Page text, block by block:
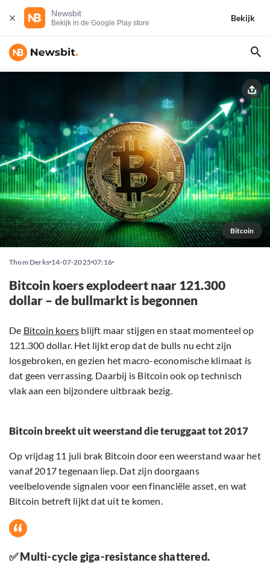
Newsbit
Bekijk in de Google Play store
Bekijk
Bitcoin
Thom Derks 14-07-2025 07:16
Bitcoin koers explodeert naar 121.300
dollar – de bullmarkt is begonnen
De Bitcoin koers blijft maar stijgen en staat momenteel op
121.300 dollar. Het lijkt erop dat de bulls nu echt zijn
losgebroken, en gezien het macro-economische klimaat is
dat geen verrassing. Daarbij is Bitcoin ook op technisch
vlak aan een bijzondere uitbraak bezig.
Bitcoin breekt uit weerstand die teruggaat tot 2017
Op vrijdag 11 juli brak Bitcoin door een weerstand waar het
vanaf 2017 tegenaan liep. Dat zijn doorgaans
veelbelovende signalen voor een financiële asset, en wat
Bitcoin betreft lijkt dat uit te komen.
✅ Multi-cycle giga-resistance shattered.